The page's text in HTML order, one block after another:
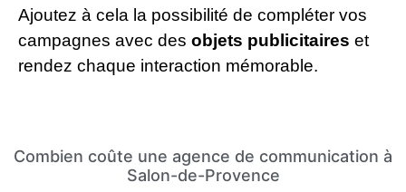
Ajoutez à cela la possibilité de compléter vos
campagnes avec des objets publicitaires et
rendez chaque interaction mémorable.
Combien coûte une agence de communication à
Salon-de-Provence